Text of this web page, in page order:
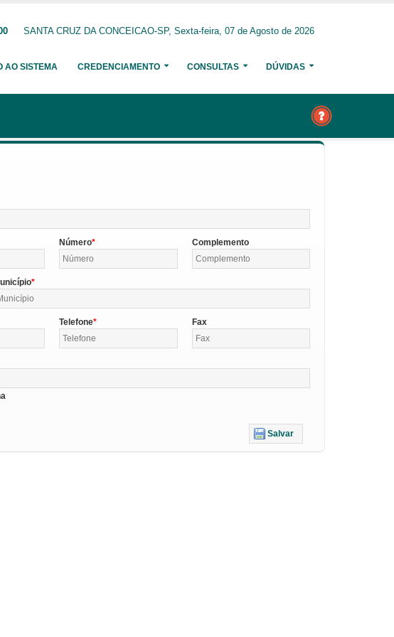
SANTA CRUZ DA CONCEICAO-SP, Sexta-feira, 07 de Agosto de 2026
AO SISTEMA CREDENCIAMENTO CONSULTAS DÚVIDAS
Número Complemento
Telefone Fax
Salvar